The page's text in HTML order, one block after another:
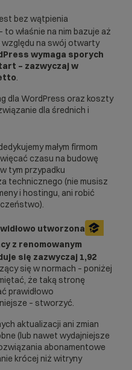
bez wątpienia
właśnie na nim bazuje aż
względu na swój otwarty
wymaga sporych
– zazwyczaj w
.
dla WordPress oraz koszty
dla średnich i
małym firmom
czasu na budowę
tym przypadku
technicznego (nie musisz
i hostingu, ani robić
utworzona
z renomowanym
się zazwyczaj 1,92
się w normach – poniżej
że taką stronę
prawidłowo
– stworzyć.
aktualizacji ani zmian
(lub nawet wydajniejsze
abonamentowe
krócej niż witryny